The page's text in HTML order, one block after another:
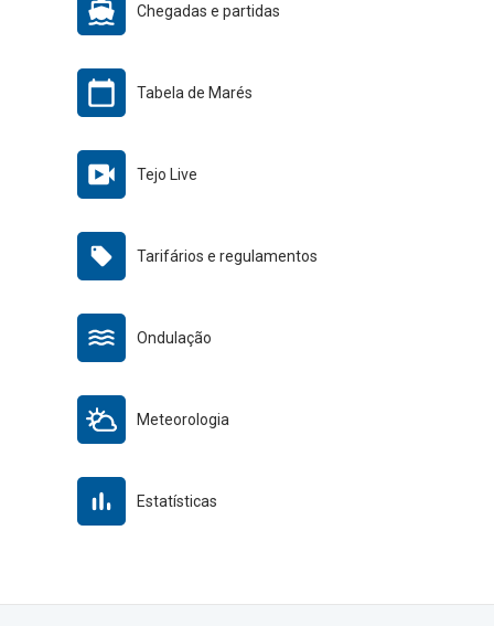
Chegadas e partidas
Tabela de Marés
Tejo Live
Tarifários e regulamentos
Ondulação
Meteorologia
Estatísticas